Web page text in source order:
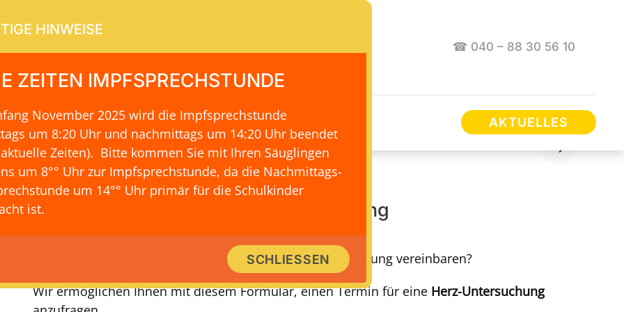
☎ 040 – 88 30 56 10
KONTAKT & LAGE AKTUELLES
für Termine zur Herz-Untersuchung
Sie möchten einen Praxis-Termin für eine Herz-Untersuchung vereinbaren?
Wir ermöglichen Ihnen mit diesem Formular, einen Termin für eine Herz-Untersuchung
HINWEISE
ZEITEN IMPFSPRECHSTUNDE
November 2025 wird die Impfsprechstunde
um 8:20 Uhr und nachmittags um 14:20 Uhr beendet
Zeiten). Bitte kommen Sie mit Ihren Säuglingen
um 8°° Uhr zur Impfsprechstunde, da die Nachmittags-
um 14°° Uhr primär für die Schulkinder
ist.
SCHLIESSEN